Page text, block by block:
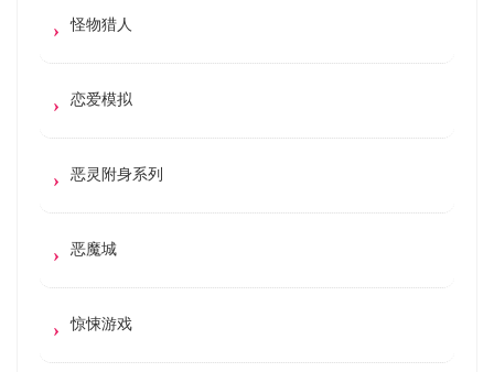
怪物猎人
恋爱模拟
恶灵附身系列
恶魔城
惊悚游戏